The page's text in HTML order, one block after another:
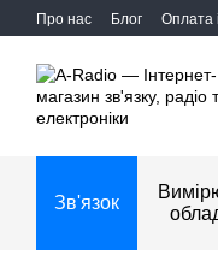
Перейти до основного
Про нас Блог Оплата
Зв'язок